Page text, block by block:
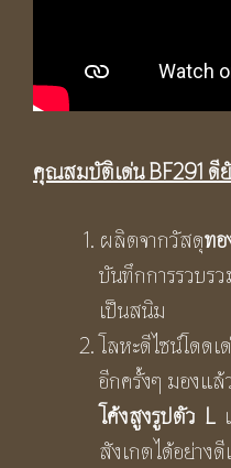
คุณสมบัติเด่น BF291 ดียั
ผลิตจากวัสดุท
บันทึกการรวบร
เป็นสนิม
โลหะดีไซน์โดด
อีกครั้งๆ มองแ
โค้งสูงรูปตัว L
สังเกตได้อย่าง